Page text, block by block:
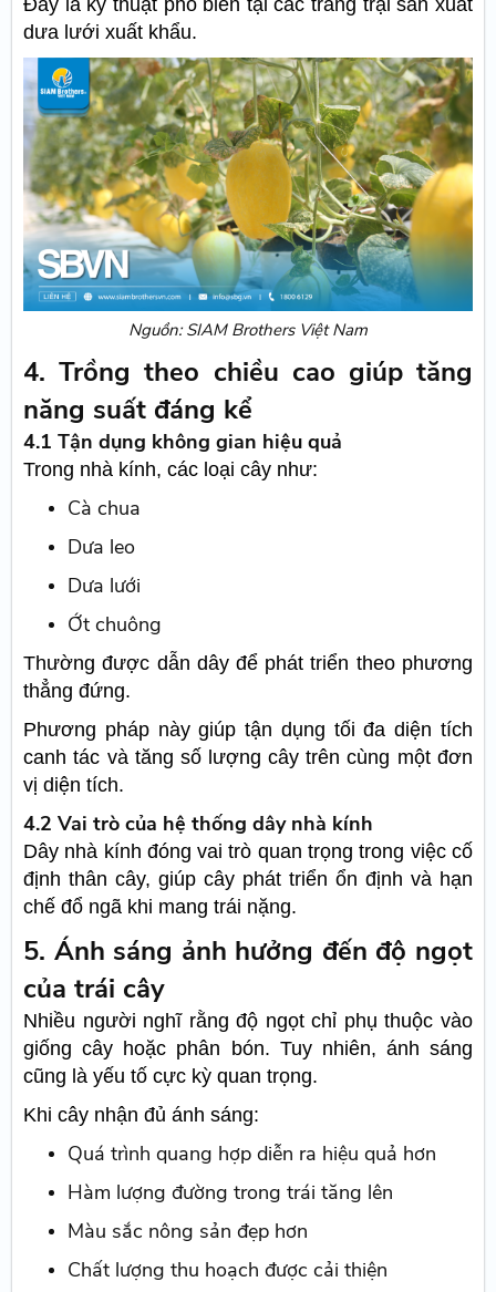
Đây là kỹ thuật phổ biến tại các trang trại sản xuất
dưa lưới xuất khẩu.
Nguồn: SIAM Brothers Việt Nam
4. Trồng theo chiều cao giúp tăng
năng suất đáng kể
4.1 Tận dụng không gian hiệu quả
Trong nhà kính, các loại cây như:
Cà chua
Dưa leo
Dưa lưới
Ớt chuông
Thường được dẫn dây để phát triển theo phương
thẳng đứng.
Phương pháp này giúp tận dụng tối đa diện tích
canh tác và tăng số lượng cây trên cùng một đơn
vị diện tích.
4.2 Vai trò của hệ thống dây nhà kính
Dây nhà kính đóng vai trò quan trọng trong việc cố
định thân cây, giúp cây phát triển ổn định và hạn
chế đổ ngã khi mang trái nặng.
5. Ánh sáng ảnh hưởng đến độ ngọt
của trái cây
Nhiều người nghĩ rằng độ ngọt chỉ phụ thuộc vào
giống cây hoặc phân bón. Tuy nhiên, ánh sáng
cũng là yếu tố cực kỳ quan trọng.
Khi cây nhận đủ ánh sáng:
Quá trình quang hợp diễn ra hiệu quả hơn
Hàm lượng đường trong trái tăng lên
Màu sắc nông sản đẹp hơn
Chất lượng thu hoạch được cải thiện